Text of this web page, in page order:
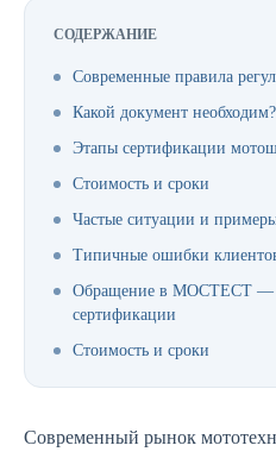
СОДЕРЖАНИЕ
Современные правила
Какой документ необходим?
Этапы сертификации
Стоимость и сроки
Частые ситуации и
Типичные ошибки
Обращение в МОСТЕСТ —
сертификации
Стоимость и сроки
Современный рынок